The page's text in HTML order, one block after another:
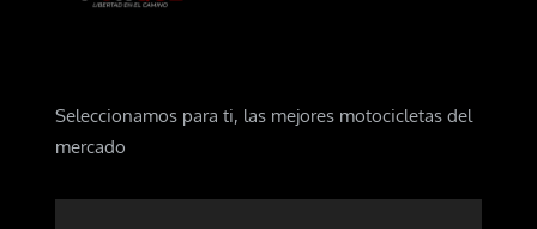
Seleccionamos para ti, las mejores motocicletas del
mercado